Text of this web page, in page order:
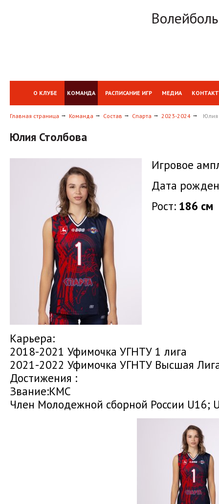
О КЛУБЕ КОМАНДА РАСПИСАНИЕ ИГР МЕДИА
Главная страница Команда Состав Спарта 2023-2024 Юлия
Юлия Столбова
Игровое
Дата
Рост: 186 см
Карьера:
2018-2021 Уфимочка УГНТУ 1 лига
2021-2022 Уфимочка УГНТУ Высшая
Достижения :
Звание:КМС
Член Молодежной сборной России U16;